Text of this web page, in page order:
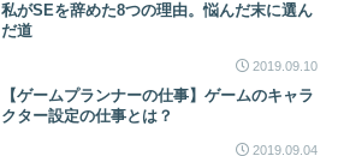
私がSEを辞めた8つの理由。悩んだ末に選ん
だ道
2019.09.10
【ゲームプランナーの仕事】ゲームのキャラ
クター設定の仕事とは？
2019.09.04